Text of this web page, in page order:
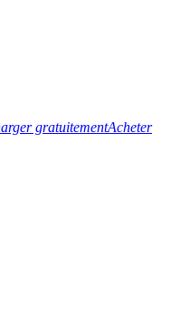
gratuitementAcheter